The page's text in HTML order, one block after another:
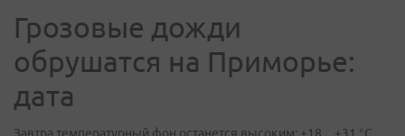
Грозовые дожди
обрушатся на Приморье:
дата